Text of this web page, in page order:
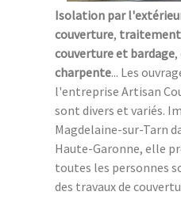
Isolation par
couverture,
couverture et bardage,
charpente... Les
l'entreprise Artisan
sont divers et variés.
Magdelaine-sur-Tarn
Haute-Garonne, elle
toutes les personnes
des travaux de